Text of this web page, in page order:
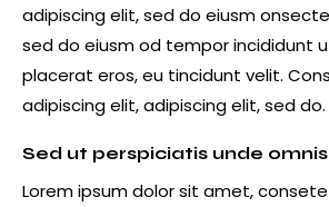
adipiscing elit, sed do eiusm
sed do eiusm od tempor incididunt
placerat eros, eu tincidunt velit.
adipiscing elit, adipiscing elit, sed do.
Sed ut perspiciatis unde
Lorem ipsum dolor sit amet,